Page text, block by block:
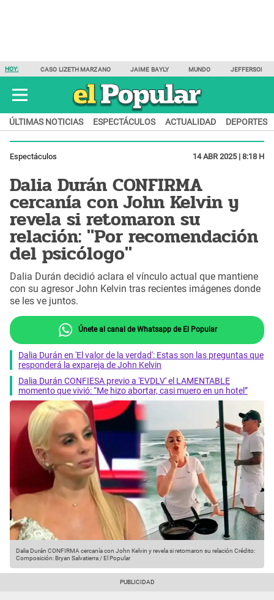
HOY: CASO LIZETH MARZANO JAIME BAYLY MUNDO JEFFERSON
ÚLTIMAS NOTICIAS ESPECTÁCULOS ACTUALIDAD DEPORTES
Espectáculos 14 ABR 2025 | 8:18 H
Dalia Durán CONFIRMA
cercanía con John Kelvin y
revela si retomaron su
relación: "Por recomendación
del psicólogo"
Dalia Durán decidió aclara el vínculo actual que mantiene
con su agresor John Kelvin tras recientes imágenes donde
se les ve juntos.
Únete al canal de Whatsapp de El Popular
Dalia Durán en 'El valor de la verdad': Estas son las preguntas que
responderá la expareja de John Kelvin
Dalia Durán CONFIESA previo a 'EVDLV' el LAMENTABLE
momento que vivió: “Me hizo abortar, casi muero en un hotel”
Dalia Durán CONFIRMA cercanía con John Kelvin y revela si retomaron su relación Crédito:
Composición: Bryan Salvatierra / El Popular